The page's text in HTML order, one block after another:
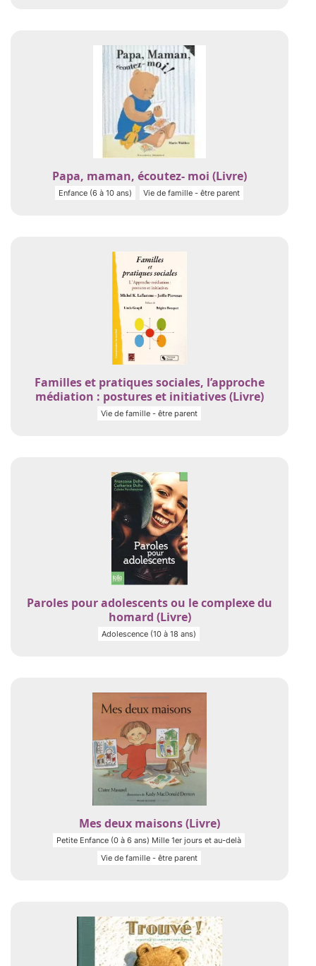
Papa, maman, écoutez- moi (Livre)
Enfance (6 à 10 ans) Vie de famille - être parent
Familles et pratiques sociales, l’approche
médiation : postures et initiatives (Livre)
Vie de famille - être parent
Paroles pour adolescents ou le complexe du
homard (Livre)
Adolescence (10 à 18 ans)
Mes deux maisons (Livre)
Petite Enfance (0 à 6 ans) Mille 1er jours et au-delà
Vie de famille - être parent